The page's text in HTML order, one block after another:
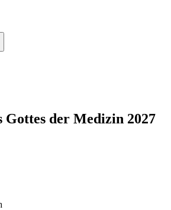
Gottes der Medizin 2027